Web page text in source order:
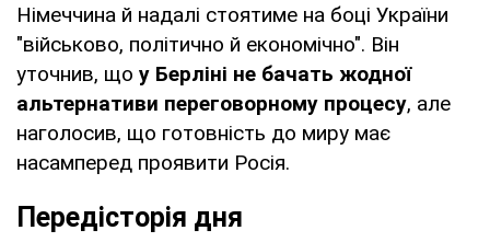
Німеччина й надалі стоятиме на боці України
"військово, політично й економічно". Він
уточнив, що у Берліні не бачать жодної
альтернативи переговорному процесу, але
наголосив, що готовність до миру має
насамперед проявити Росія.
Передісторія дня